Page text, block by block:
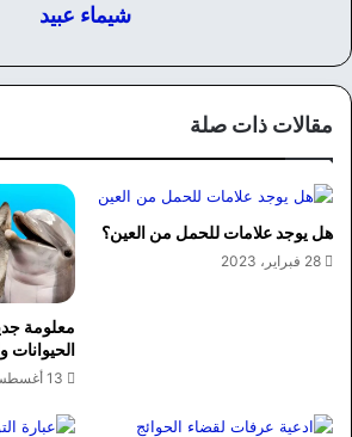
شيماء عبيد
مقالات ذات صلة
هل يوجد علامات للحمل من العين؟
28 فبراير، 2023
معلومة
الحيوانات
13 أغسطس، 2018